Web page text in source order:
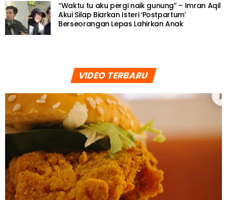
“Waktu tu aku pergi naik gunung” – Imran Aqil
Akui Silap Biarkan Isteri ‘Postpartum’
Berseorangan Lepas Lahirkan Anak
VIDEO TERBARU